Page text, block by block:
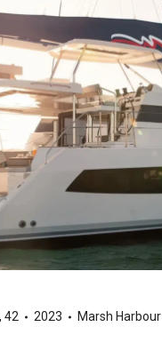
, 42 2023 Marsh Harbour